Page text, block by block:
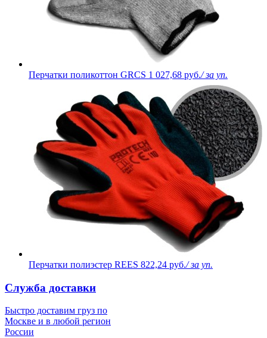
Перчатки поликоттон GRCS 1 027,68 руб./ за уп.
Перчатки полиэстер REES 822,24 руб./ за уп.
Служба доставки
Быстро доставим груз по
Москве и в любой регион
России